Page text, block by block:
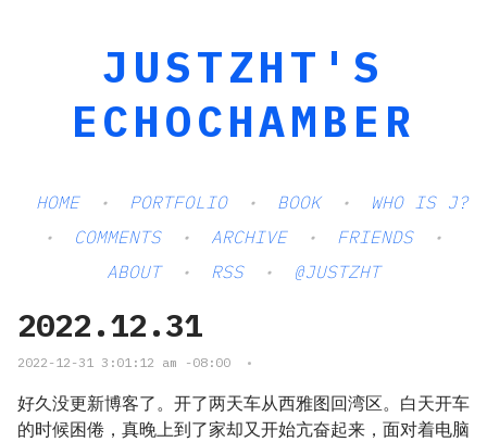
JUSTZHT'S
ECHOCHAMBER
HOME PORTFOLIO BOOK
WHO IS J?
COMMENTS
ARCHIVE
FRIENDS
ABOUT
RSS @JUSTZHT
2022.12.31
2022-12-31 3:01:12 am -08:00 •
好久没更新博客了。开了两天车从西雅图回湾区。白天开车
的时候困倦，真晚上到了家却又开始亢奋起来，面对着电脑